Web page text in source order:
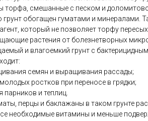
торфа, смешанные с песком и
грунт обогащен гуматами и минералами.
который не позволяет торфу
растения от болезнетворных
и влагоемкий грунт с
семян и выращивания рассады;
ростков при переносе в грядки;
и теплиц.
перцы и баклажаны в таком грунте
необходимые витамины и меньше